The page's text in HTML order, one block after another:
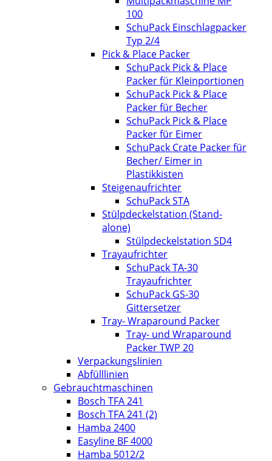
100
SchuPack Einschlagpacker
Typ 2/4
Pick & Place Packer
SchuPack Pick & Place
Packer für Kleinportionen
SchuPack Pick & Place
Packer für Becher
SchuPack Pick & Place
Packer für Eimer
SchuPack Crate Packer für
Becher/ Eimer in
Plastikkisten
Steigenaufrichter
SchuPack STA
Stülpdeckelstation (Stand-
alone)
Stülpdeckelstation SD4
Trayaufrichter
SchuPack TA-30
Trayaufrichter
SchuPack GS-30
Gittersetzer
Tray- Wraparound Packer
Tray- und Wraparound
Packer TWP 20
Verpackungslinien
Abfülllinien
Gebrauchtmaschinen
Bosch TFA 241
Bosch TFA 241 (2)
Hamba 2400
Easyline BF 4000
Hamba 5012/2